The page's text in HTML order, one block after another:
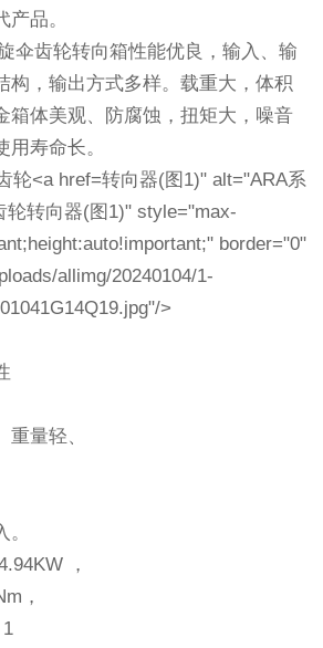
品。
轮转向箱性能优良，输入、输
构，输出方式多样。载重大，体积
箱体美观、防腐蚀，扭矩大，噪音
寿命长。
转向器(图1)" alt="ARA系
轮转向器(图1)" style="max-
border="0"
allimg/20240104/1-
>
量轻、
，
，